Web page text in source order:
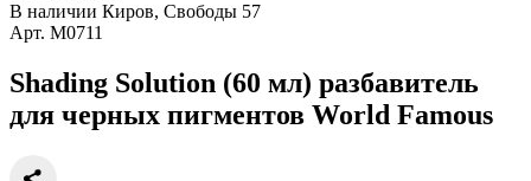
В наличии Киров, Свободы 57
Арт. М0711
Shading Solution (60 мл) разбавитель
для черных пигментов World Famous